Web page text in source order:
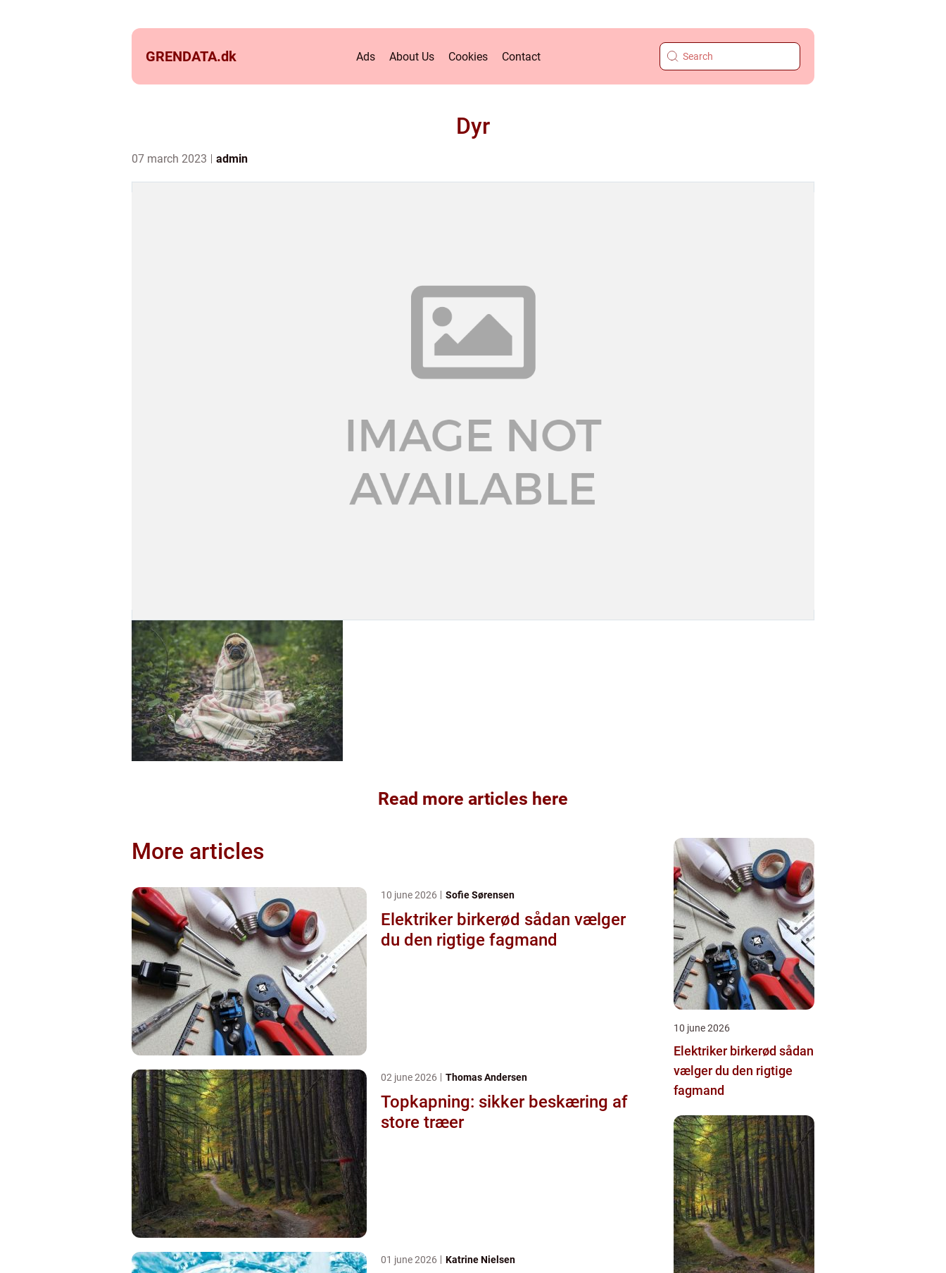
GRENDATA.dk Ads About Us Cookies Contact
Dyr
07 march 2023 admin
Read more articles here
More articles
10 june 2026 Sofie Sørensen
Elektriker birkerød sådan vælger
du den rigtige fagmand
02 june 2026 Thomas Andersen
Topkapning: sikker beskæring af
store træer
01 june 2026 Katrine Nielsen
10 june 2026
Elektriker birkerød sådan
vælger du den rigtige
fagmand